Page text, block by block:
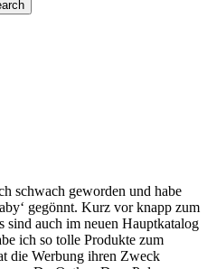
schwach geworden und habe
gegönnt. Kurz vor knapp zum
sind auch im neuen Hauptkatalog
ich so tolle Produkte zum
die Werbung ihren Zweck